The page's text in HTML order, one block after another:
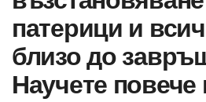
патерици и
близо до
Научете повече